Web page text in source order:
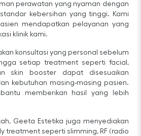
perawatan yang nyaman dengan
kebersihan yang tinggi. Kami
mendapatkan pelayanan yang
klinik kami.
konsultasi yang personal sebelum
setiap treatment seperti facial,
skin booster dapat disesuaikan
kebutuhan masing-masing pasien.
memberikan hasil yang lebih
Geeta Estetika juga menyediakan
treatment seperti slimming, RF (radio